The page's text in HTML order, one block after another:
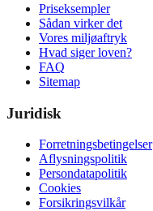
Priseksempler
Sådan virker det
Vores miljøaftryk
Hvad siger loven?
FAQ
Sitemap
Juridisk
Forretningsbetingelser
Aflysningspolitik
Persondatapolitik
Cookies
Forsikringsvilkår